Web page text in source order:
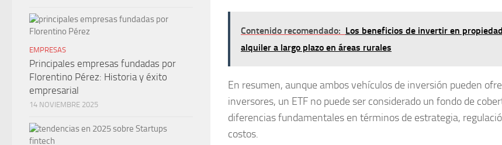
Contenido recomendado: Los beneficios de invertir en
alquiler a largo plazo en áreas rurales
En resumen, aunque ambos vehículos de inversión pueden
inversores, un ETF no puede ser considerado un fondo de
diferencias fundamentales en términos de estrategia,
costos.
EMPRESAS
Principales empresas fundadas por
Florentino Pérez: Historia y éxito
empresarial
14 NOVIEMBRE 2025